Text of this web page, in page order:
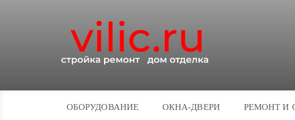
ОБОРУДОВАНИЕ ОКНА-ДВЕРИ РЕМОНТ И